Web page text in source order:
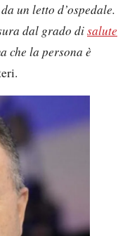
un letto d’ospedale.
dal grado disalute
che la persona è